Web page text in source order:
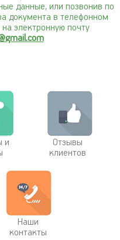
данные, или позвонив по
документа в телефонном
электронную почту
и
Отзывы
клиентов
Наши
контакты